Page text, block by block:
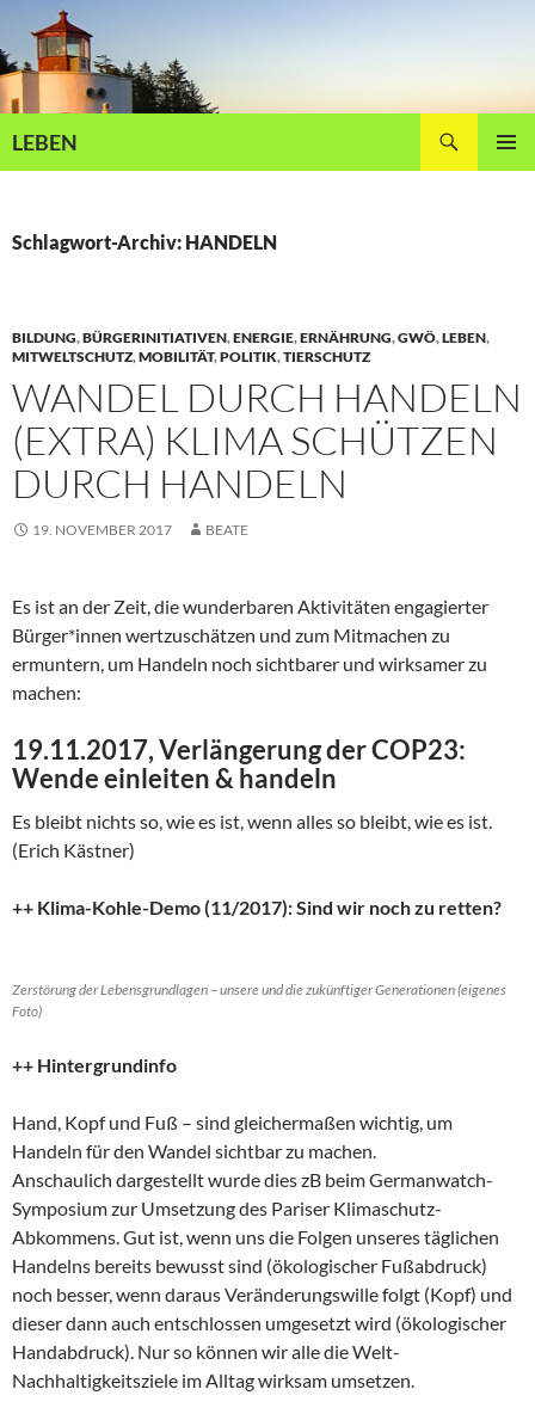
Inhalt
springen
LEBEN
Schlagwort-Archiv: HANDELN
BILDUNG,BÜRGERINITIATIVEN,ENERGIE,ERNÄHRUNG,GWÖ,LEBEN,
MITWELTSCHUTZ,MOBILITÄT,POLITIK,TIERSCHUTZ
WANDEL DURCH HANDELN
(EXTRA) KLIMA SCHÜTZEN
DURCH HANDELN
19. NOVEMBER 2017 BEATE
Es ist an der Zeit, die wunderbaren Aktivitäten engagierter
Bürger*innen wertzuschätzen und zum Mitmachen zu
ermuntern, um Handeln noch sichtbarer und wirksamer zu
machen:
19.11.2017, Verlängerung der COP23:
Wende einleiten & handeln
Es bleibt nichts so, wie es ist, wenn alles so bleibt, wie es ist.
(Erich Kästner)
++ Klima-Kohle-Demo (11/2017): Sind wir noch zu retten?
Zerstörung der Lebensgrundlagen – unsere und die zukünftiger Generationen (eigenes
Foto)
++ Hintergrundinfo
Hand, Kopf und Fuß – sind gleichermaßen wichtig, um
Handeln für den Wandel sichtbar zu machen.
Anschaulich dargestellt wurde dies zB beim Germanwatch-
Symposium zur Umsetzung des Pariser Klimaschutz-
Abkommens. Gut ist, wenn uns die Folgen unseres täglichen
Handelns bereits bewusst sind (ökologischer Fußabdruck)
noch besser, wenn daraus Veränderungswille folgt (Kopf) und
dieser dann auch entschlossen umgesetzt wird (ökologischer
Handabdruck). Nur so können wir alle die Welt-
Nachhaltigkeitsziele im Alltag wirksam umsetzen.